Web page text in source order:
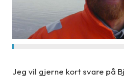
Jeg vil gjerne kort svare på